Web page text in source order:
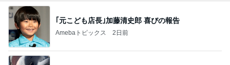
｢元こども店長｣加藤清史郎 喜びの報告
Amebaトピックス 2日前